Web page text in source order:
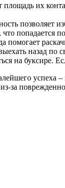
площадь их
позволяет
попадается
помогает
назад по
на буксире.
за